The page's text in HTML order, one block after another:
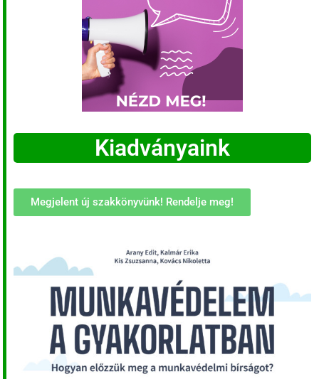
Kiadványaink
Megjelent új szakkönyvünk! Rendelje meg!